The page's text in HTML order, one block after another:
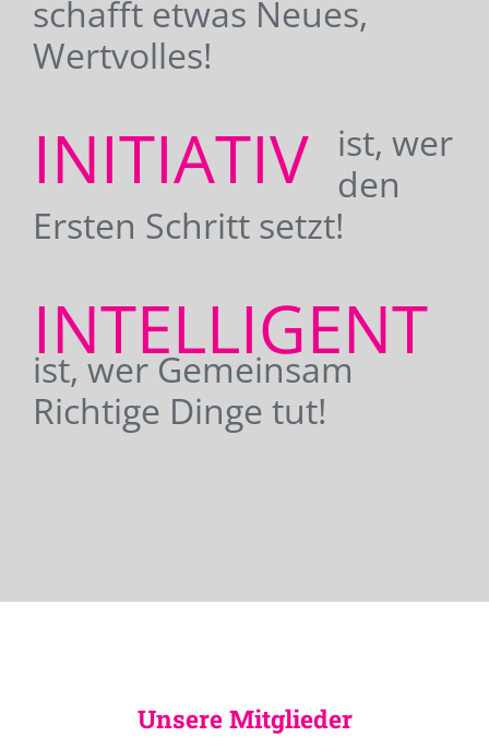
schafft etwas Neues,
Wertvolles!
INITIATIV
ist, wer
den
Ersten Schritt setzt!
INTELLIGENT
ist, wer Gemeinsam
Richtige Dinge tut!
Unsere Mitglieder